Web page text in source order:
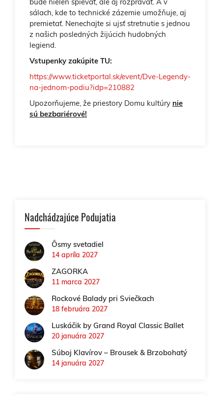
sálach, kde to technické zázemie umožňuje, aj
premietať. Nenechajte si ujsť stretnutie s jednou
z našich posledných žijúcich hudobných
legiend.
Vstupenky zakúpite TU:
https://www.ticketportal.sk/event/Dve-Legendy-
na-jednom-podiu?idp=210882
Upozorňujeme, že priestory Domu kultúry nie
sú bezbariérové!
Nadchádzajúce Podujatia
Ôsmy svetadiel
14 apríla 2027
ZAGORKA
11 marca 2027
Rockové Balady pri Sviečkach
18 februára 2027
Luskáčik by Grand Royal Classic Ballet
20 januára 2027
Súboj Klavírov – Brousek & Brzobohatý
14 januára 2027